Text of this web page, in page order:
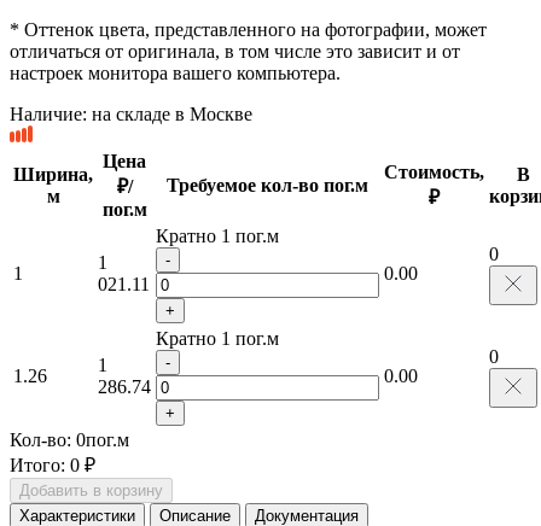
* Оттенок цвета, представленного на фотографии, может
отличаться от оригинала, в том числе это зависит и от
настроек монитора вашего компьютера.
Наличие: на складе в Москве
Ширина,
м
Цена
₽/
пог.м
Требуемое кол-во пог.м
Стоимость,
₽
В
1
1
021.11
Кратно 1 пог.м
-
+
0.00
0
1.26
1
286.74
Кратно 1 пог.м
-
+
0.00
0
Кол-во: 0пог.м
Итого: 0 ₽
Добавить в корзину
Характеристики
Описание Документация